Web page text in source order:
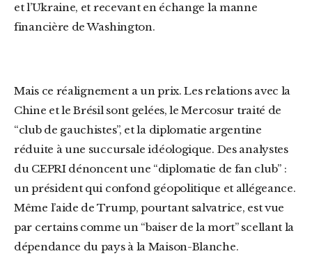
et l’Ukraine, et recevant en échange la manne
financière de Washington.
Mais ce réalignement a un prix. Les relations avec la
Chine et le Brésil sont gelées, le Mercosur traité de
“club de gauchistes”, et la diplomatie argentine
réduite à une succursale idéologique. Des analystes
du CEPRI dénoncent une “diplomatie de fan club” :
un président qui confond géopolitique et allégeance.
Même l’aide de Trump, pourtant salvatrice, est vue
par certains comme un “baiser de la mort” scellant la
dépendance du pays à la Maison-Blanche.